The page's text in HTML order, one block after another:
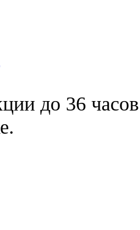
до 36